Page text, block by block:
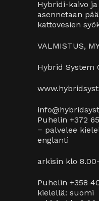
Hybridi-kaivo
asennetaan
kattovesien
VALMISTUS,
Hybrid System
Puhelin +372
− palvelee
englanti
arkisin klo
Puhelin +358
kielellä: suomi